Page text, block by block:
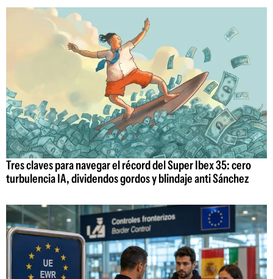
Tres claves para navegar el récord del Super Ibex 35: cero
turbulencia IA, dividendos gordos y blindaje anti Sánchez